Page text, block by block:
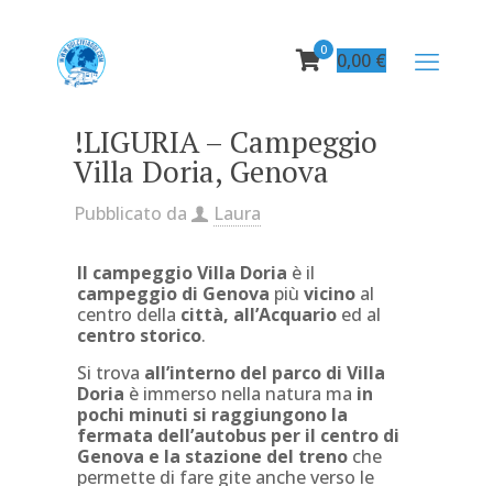
0 0,00 €
!LIGURIA – Campeggio
Villa Doria, Genova
Pubblicato da Laura
Il campeggio Villa Doria è il
campeggio di Genova più vicinoal
centro della città, all’Acquarioed al
centro storico.
Si trova all’interno del parco di Villa
Doria è immerso nella natura ma in
pochi minuti si raggiungono la
fermata dell’autobus per il centro di
Genova e la stazione del trenoche
permette di fare gite anche verso le